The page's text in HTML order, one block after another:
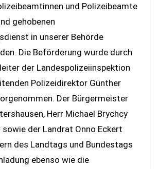
und Polizeibeamte
gehobenen
in unserer Behörde
Die Beförderung wurde durch
der Landespolizeiinspektion
Polizeidirektor Günther
Der Bürgermeister
Herr Michael Brychcy
der Landrat Onno Eckert
des Landtags und Bundestags
ebenso wie die